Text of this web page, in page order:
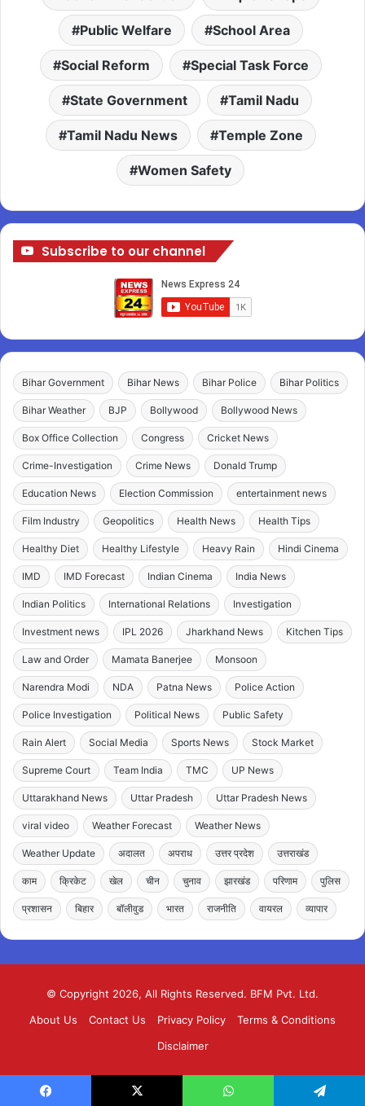
Public Welfare School Area
Social Reform Special Task Force
State Government Tamil Nadu
Tamil Nadu News Temple Zone
Women Safety
Subscribe to our channel
Bihar Government Bihar News Bihar Police Bihar Politics
Bihar Weather BJP Bollywood Bollywood News
Box Office Collection Congress Cricket News
Crime-Investigation Crime News Donald Trump
Education News Election Commission entertainment news
Film Industry Geopolitics Health News Health Tips
Healthy Diet Healthy Lifestyle Heavy Rain Hindi Cinema
IMD IMD Forecast Indian Cinema India News
Indian Politics International Relations Investigation
Investment news IPL 2026 Jharkhand News Kitchen Tips
Law and Order Mamata Banerjee Monsoon
Narendra Modi NDA Patna News Police Action
Police Investigation Political News Public Safety
Rain Alert Social Media Sports News Stock Market
Supreme Court Team India TMC UP News
Uttarakhand News Uttar Pradesh Uttar Pradesh News
viral video Weather Forecast Weather News
Weather Update अदालत अपराध उत्तर प्रदेश उत्तराखंड
काम क्रिकेट खेल चीन चुनाव झारखंड परिणाम पुलिस
प्रशासन बिहार बॉलीवुड भारत राजनीति वायरल व्यापार
© Copyright 2026, All Rights Reserved. BFM Pvt. Ltd.
About Us
Contact Us Privacy Policy
Terms & Conditions
Disclaimer